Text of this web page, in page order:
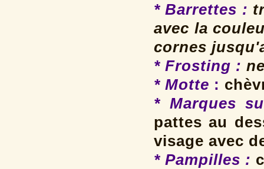
* Barrettes :
avec la
cornes
* Frosting :
* Motte :
* Marques
pattes au
visage avec
* Pampilles :